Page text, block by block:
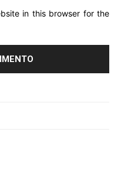
in this browser for the